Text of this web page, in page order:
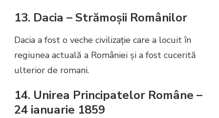
13. Dacia – Strămoșii Românilor
Dacia a fost o veche civilizație care a locuit în
regiunea actuală a României și a fost cucerită
ulterior de romani.
14. Unirea Principatelor Române –
24 ianuarie 1859